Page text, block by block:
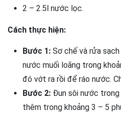
2 – 2.5l nước lọc.
Cách thực hiện:
Bước 1: Sơ chế và rửa
nước muối loãng trong
đó vớt ra rồi để ráo nước.
Bước 2: Đun sôi nước
thêm trong khoảng 3 – 5